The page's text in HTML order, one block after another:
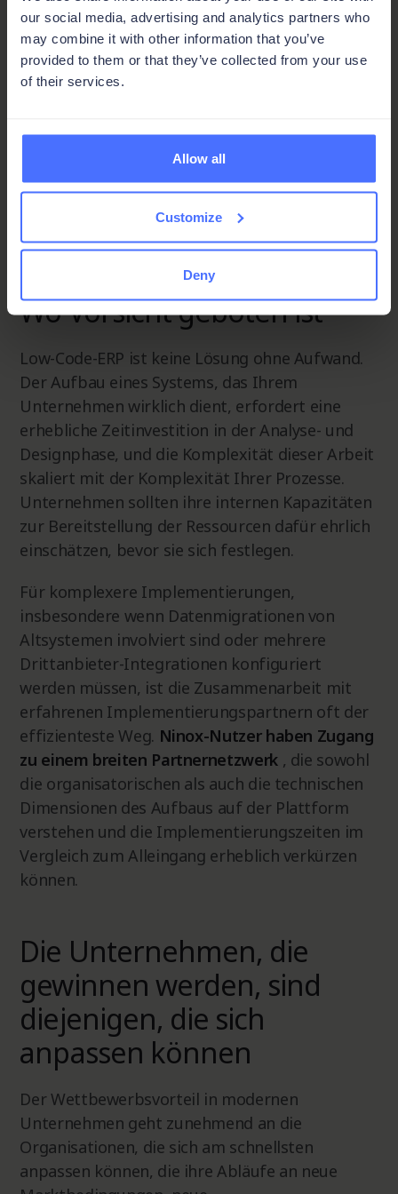
our social media, advertising and analytics partners who
may combine it with other information that you’ve
provided to them or that they’ve collected from your use
of their services.
Allow all
Customize
Deny
Aussagekräftiges Reporting –
Datenvisualisierung und Berichterstattung
in traditionellen ERP-Systemen sind oft
Informationen liefern, die Ihr Team für
Entscheidungen benötigt, und nutzen
dabei den gleichen modularen Ansatz wie
der Rest des Systems.
Wo Vorsicht geboten ist
Low-Code-ERP ist keine Lösung ohne Aufwand.
Der Aufbau eines Systems, das Ihrem
Unternehmen wirklich dient, erfordert eine
erhebliche Zeitinvestition in der Analyse- und
Designphase, und die Komplexität dieser Arbeit
skaliert mit der Komplexität Ihrer Prozesse.
Unternehmen sollten ihre internen Kapazitäten
zur Bereitstellung der Ressourcen dafür ehrlich
einschätzen, bevor sie sich festlegen.
Für komplexere Implementierungen,
insbesondere wenn Datenmigrationen von
Altsystemen involviert sind oder mehrere
Drittanbieter-Integrationen konfiguriert
werden müssen, ist die Zusammenarbeit mit
erfahrenen Implementierungspartnern oft der
effizienteste Weg. Ninox-Nutzer haben Zugang
zu einem breiten Partnernetzwerk, die sowohl
die organisatorischen als auch die technischen
Dimensionen des Aufbaus auf der Plattform
verstehen und die Implementierungszeiten im
Vergleich zum Alleingang erheblich verkürzen
können.
Die Unternehmen, die
gewinnen werden, sind
diejenigen, die sich
anpassen können
Der Wettbewerbsvorteil in modernen
Unternehmen geht zunehmend an die
Organisationen, die sich am schnellsten
anpassen können, die ihre Abläufe an neue